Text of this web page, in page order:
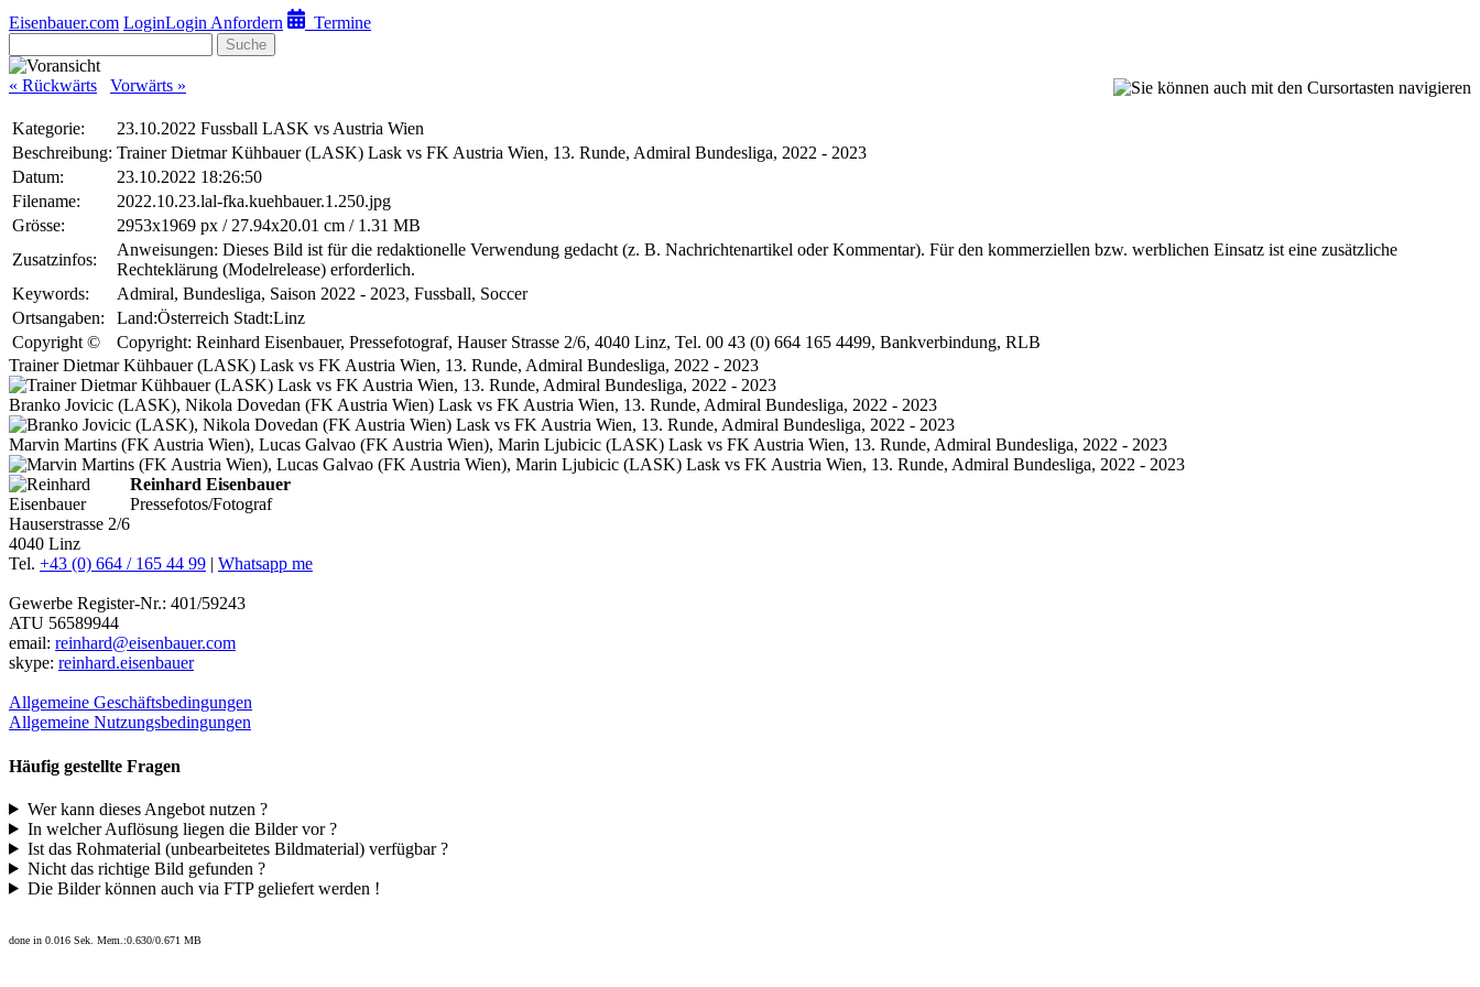
Eisenbauer.com LoginLogin Anfordern Termine
Suche
« Rückwärts Vorwärts »
Kategorie:
23.10.2022 Fussball LASK vs Austria Wien
Beschreibung: Trainer Dietmar Kühbauer (LASK) Lask vs FK Austria Wien, 13. Runde, Admiral Bundesliga, 2022 - 2023
Datum:
23.10.2022 18:26:50
Filename:
2022.10.23.lal-fka.kuehbauer.1.250.jpg
Grösse:
2953x1969 px / 27.94x20.01 cm / 1.31 MB
Zusatzinfos:
Anweisungen: Dieses Bild ist für die redaktionelle Verwendung gedacht (z. B. Nachrichtenartikel oder Kommentar). Für den kommerziellen bzw. werblichen Einsatz ist eine zusätzliche
Rechteklärung (Modelrelease) erforderlich.
Keywords:
Admiral, Bundesliga, Saison 2022 - 2023, Fussball, Soccer
Ortsangaben:
Land:Österreich Stadt:Linz
Copyright ©
Copyright: Reinhard Eisenbauer, Pressefotograf, Hauser Strasse 2/6, 4040 Linz, Tel. 00 43 (0) 664 165 4499, Bankverbindung, RLB
Trainer Dietmar Kühbauer (LASK) Lask vs FK Austria Wien, 13. Runde, Admiral Bundesliga, 2022 - 2023
Branko Jovicic (LASK), Nikola Dovedan (FK Austria Wien) Lask vs FK Austria Wien, 13. Runde, Admiral Bundesliga, 2022 - 2023
Marvin Martins (FK Austria Wien), Lucas Galvao (FK Austria Wien), Marin Ljubicic (LASK) Lask vs FK Austria Wien, 13. Runde, Admiral Bundesliga, 2022 - 2023
Reinhard Eisenbauer
Pressefotos/Fotograf
Hauserstrasse 2/6
4040 Linz
Tel. +43 (0) 664 / 165 44 99 | Whatsapp me
Gewerbe Register-Nr.: 401/59243
ATU 56589944
email: reinhard@eisenbauer.com
skype: reinhard.eisenbauer
Allgemeine Geschäftsbedingungen
Allgemeine Nutzungsbedingungen
Häufig gestellte Fragen
Wer kann dieses Angebot nutzen ?
In welcher Auflösung liegen die Bilder vor ?
Ist das Rohmaterial (unbearbeitetes Bildmaterial) verfügbar ?
Nicht das richtige Bild gefunden ?
Die Bilder können auch via FTP geliefert werden !
done in 0.016 Sek. Mem.:0.630/0.671 MB